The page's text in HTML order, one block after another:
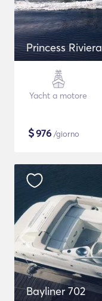
Princess Riviera
Yacht a motore
$976 /giorno
Bayliner 702